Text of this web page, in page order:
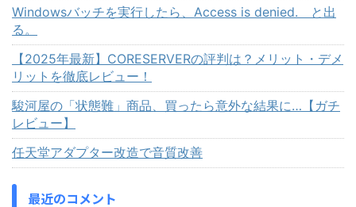
Windowsバッチを実行したら、Access is denied. と出
る。
【2025年最新】CORESERVERの評判は？メリット・デメ
リットを徹底レビュー！
駿河屋の「状態難」商品、買ったら意外な結果に…【ガチ
レビュー】
任天堂アダプター改造で音質改善
最近のコメント